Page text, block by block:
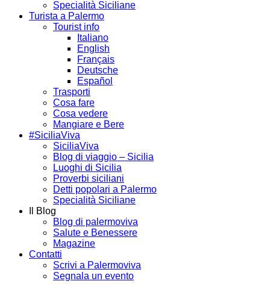
Specialità Siciliane
Turista a Palermo
Tourist info
Italiano
English
Français
Deutsche
Español
Trasporti
Cosa fare
Cosa vedere
Mangiare e Bere
#SiciliaViva
SiciliaViva
Blog di viaggio – Sicilia
Luoghi di Sicilia
Proverbi siciliani
Detti popolari a Palermo
Specialità Siciliane
Il Blog
Blog di palermoviva
Salute e Benessere
Magazine
Contatti
Scrivi a Palermoviva
Segnala un evento